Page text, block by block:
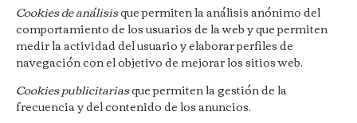
Cookies de análisisque permiten la análisis anónimo del
comportamiento de los usuarios de la web y que permiten
medir la actividad del usuario y elaborar perfiles de
navegación con el objetivo de mejorar los sitios web.
Cookies publicitariasque permiten la gestión de la
frecuencia y del contenido de los anuncios.